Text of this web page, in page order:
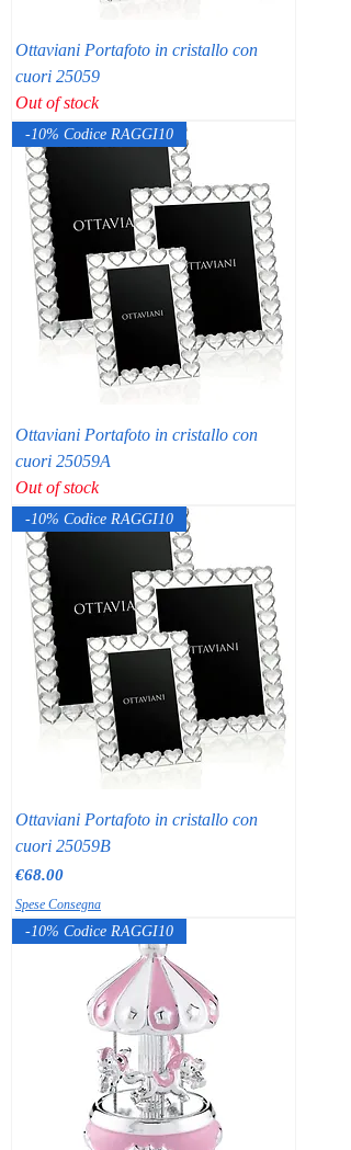
Ottaviani Portafoto in cristallo con
cuori 25059
Out of stock
-10% Codice RAGGI10
Ottaviani Portafoto in cristallo con
cuori 25059A
Out of stock
-10% Codice RAGGI10
Ottaviani Portafoto in cristallo con
cuori 25059B
Price
€68.00
Spese Consegna
-10% Codice RAGGI10